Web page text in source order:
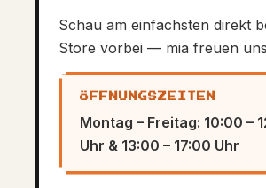
Schau am einfachsten direkt
Store vorbei — mia freuen
ÖFFNUNGSZEITEN
Montag – Freitag: 10:00 –
Uhr & 13:00 – 17:00 Uhr